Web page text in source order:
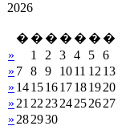
2026
� � � � � � �
»
1 2 3 4 5 6
» 7 8 9 1011 12 13
» 14151617181920
» 21 22 2324252627
» 282930